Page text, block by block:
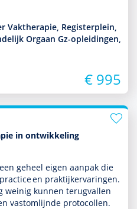
Vaktherapie, Registerplein,
Orgaan Gz-opleidingen,
€ 995
in ontwikkeling
geheel eigen aanpak die
en prak­tijkervaringen.
weinig kunnen terugvallen
vastomlijnde protocollen.